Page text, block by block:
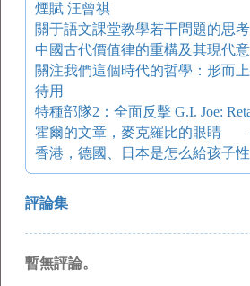
煙賦 汪曾祺
關于語文課堂教學若干問題的思考
中國古代價值律的重構及其現代意
待用
特種部隊2：全面反擊 G.I. Joe:
香港，德國、日本是怎么給孩子
評論集
暫無評論。